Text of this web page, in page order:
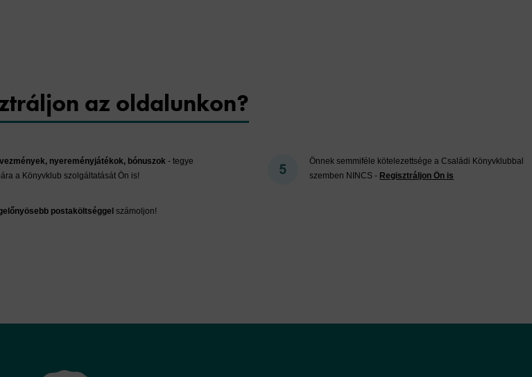
az oldalunkon?
nyereményjátékok, bónuszok- tegye
a Könyvklub szolgáltatását Ön is!
postaköltséggelszámoljon!
Önnek semmiféle kötelezettsége a Családi Könyvklubbal
szemben NINCS - Regisztráljon Ön is